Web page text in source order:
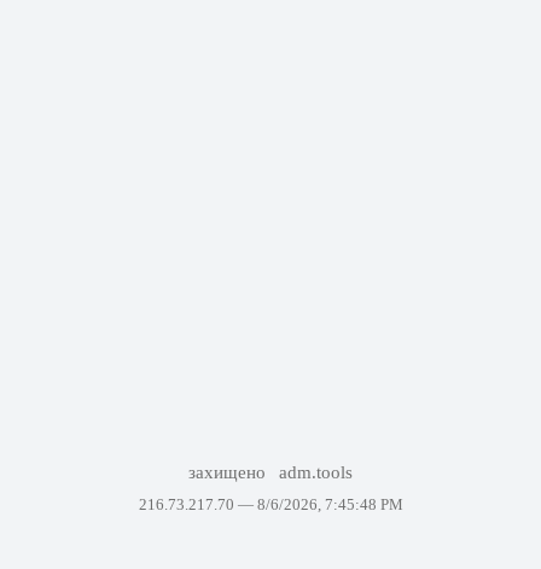
захищено adm.tools
216.73.217.70 — 8/6/2026, 7:45:48 PM